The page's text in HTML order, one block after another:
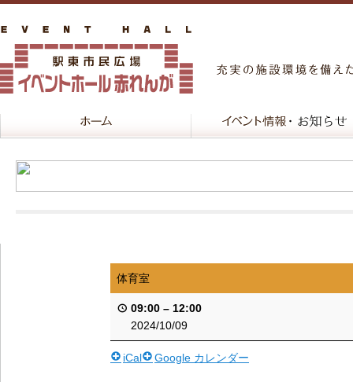
体育室
09:00 – 12:00
2024/10/09
iCal Google カレンダー